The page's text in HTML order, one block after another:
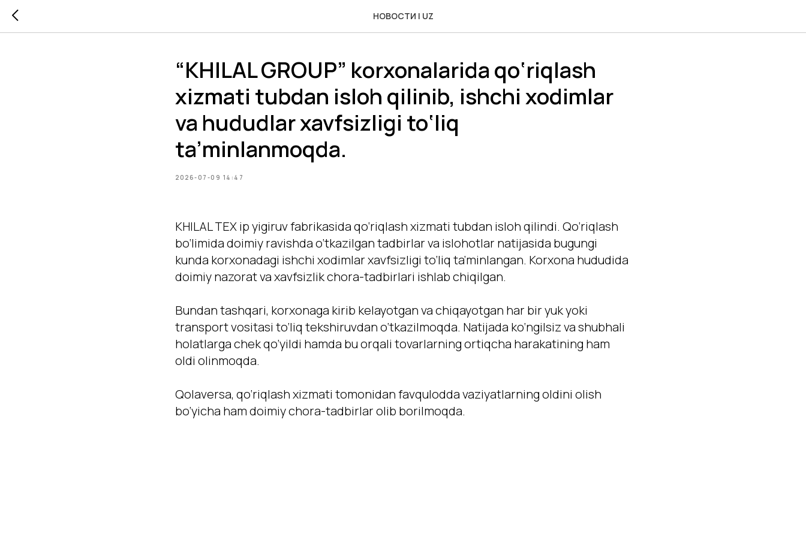
НОВОСТИ | UZ
“KHILAL GROUP” korxonalarida qo‘riqlash
xizmati tubdan isloh qilinib, ishchi xodimlar
va hududlar xavfsizligi to‘liq
ta’minlanmoqda.
2026-07-09 14:47
KHILAL TEX ip yigiruv fabrikasida qo‘riqlash xizmati tubdan isloh qilindi. Qo‘riqlash
bo‘limida doimiy ravishda o‘tkazilgan tadbirlar va islohotlar natijasida bugungi
kunda korxonadagi ishchi xodimlar xavfsizligi to‘liq ta’minlangan. Korxona hududida
doimiy nazorat va xavfsizlik chora-tadbirlari ishlab chiqilgan.
Bundan tashqari, korxonaga kirib kelayotgan va chiqayotgan har bir yuk yoki
transport vositasi to‘liq tekshiruvdan o‘tkazilmoqda. Natijada ko‘ngilsiz va shubhali
holatlarga chek qo‘yildi hamda bu orqali tovarlarning ortiqcha harakatining ham
oldi olinmoqda.
Qolaversa, qo‘riqlash xizmati tomonidan favqulodda vaziyatlarning oldini olish
bo‘yicha ham doimiy chora-tadbirlar olib borilmoqda.